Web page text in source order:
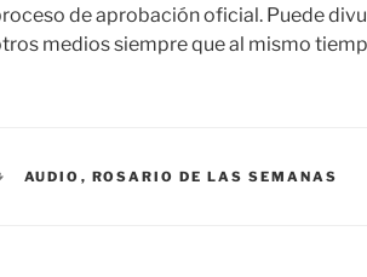
de aprobación oficial. Puede
medios siempre que al mismo
CATEGORÍAS
AUDIO , ROSARIO DE LAS SEMANAS